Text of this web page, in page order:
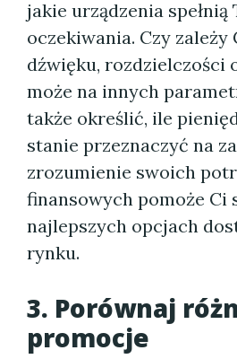
jakie urządzenia spełnią
oczekiwania. Czy zależy
dźwięku, rozdzielczości
może na innych
także określić, ile
stanie przeznaczyć na
zrozumienie swoich
finansowych pomoże Ci
najlepszych opcjach
rynku.
3. Porównaj
promocje